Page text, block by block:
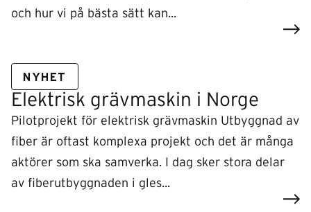
och hur vi på bästa sätt kan...
NYHET
Elektrisk grävmaskin i Norge
Pilotprojekt för elektrisk grävmaskin Utbyggnad av
fiber är oftast komplexa projekt och det är många
aktörer som ska samverka. I dag sker stora delar
av fiberutbyggnaden i gles...